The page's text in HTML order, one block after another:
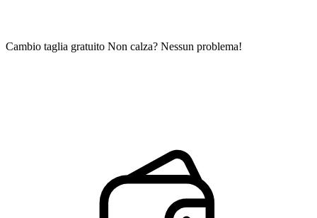
Cambio taglia gratuito Non calza? Nessun problema!